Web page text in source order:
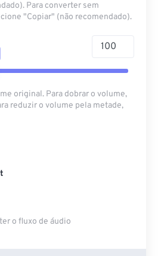
Para converter sem
"Copiar" (não recomendado).
original. Para dobrar o volume,
reduzir o volume pela metade,
o fluxo de áudio